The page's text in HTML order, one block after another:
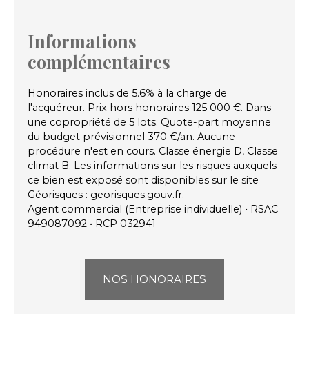
Informations
complémentaires
Honoraires inclus de 5.6% à la charge de
l'acquéreur. Prix hors honoraires 125 000 €. Dans
une copropriété de 5 lots. Quote-part moyenne
du budget prévisionnel 370 €/an. Aucune
procédure n'est en cours. Classe énergie D, Classe
climat B. Les informations sur les risques auxquels
ce bien est exposé sont disponibles sur le site
Géorisques : georisques.gouv.fr.
Agent commercial (Entreprise individuelle) • RSAC
949087092 • RCP 032941
NOS HONORAIRES